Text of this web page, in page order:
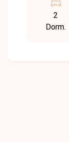
Agende
conhecer
deste
conversar
2
Dorm.